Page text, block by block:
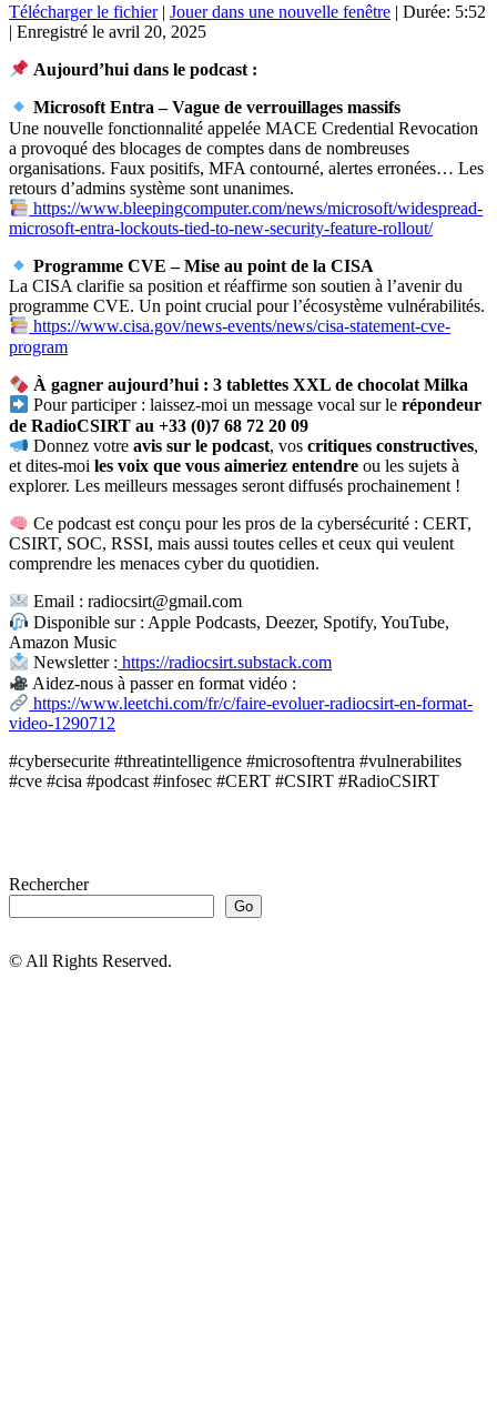
Télécharger le fichier| Jouer dans une nouvelle fenêtre | Durée: 5:52
| Enregistré le avril 20, 2025
Aujourd’hui dans le podcast :
Microsoft Entra – Vague de verrouillages massifs
Une nouvelle fonctionnalité appelée MACE Credential Revocation
a provoqué des blocages de comptes dans de nombreuses
organisations. Faux positifs, MFA contourné, alertes erronées… Les
retours d’admins système sont unanimes.
https://www.bleepingcomputer.com/news/microsoft/widespread-
microsoft-entra-lockouts-tied-to-new-security-feature-rollout/
Programme CVE – Mise au point de la CISA
La CISA clarifie sa position et réaffirme son soutien à l’avenir du
programme CVE. Un point crucial pour l’écosystème vulnérabilités.
https://www.cisa.gov/news-events/news/cisa-statement-cve-
program
À gagner aujourd’hui : 3 tablettes XXL de chocolat Milka
Pour participer : laissez-moi un message vocal sur lerépondeur
de RadioCSIRT au +33 (0)7 68 72 20 09
Donnez votreavis sur le podcast, voscritiques constructives,
et dites-moi les voix que vous aimeriez entendre ou les sujets à
explorer. Les meilleurs messages seront diffusés prochainement !
Ce podcast est conçu pour les pros de la cybersécurité : CERT,
CSIRT, SOC, RSSI, mais aussi toutes celles et ceux qui veulent
comprendre les menaces cyber du quotidien.
Email : radiocsirt@gmail.com
Disponible sur : Apple Podcasts, Deezer, Spotify, YouTube,
Amazon Music
Newsletter : https://radiocsirt.substack.com
Aidez-nous à passer en format vidéo :
https://www.leetchi.com/fr/c/faire-evoluer-radiocsirt-en-format-
video-1290712
#cybersecurite #threatintelligence #microsoftentra #vulnerabilites
#cve #cisa #podcast #infosec #CERT #CSIRT #RadioCSIRT
Rechercher
Go
© All Rights Reserved.